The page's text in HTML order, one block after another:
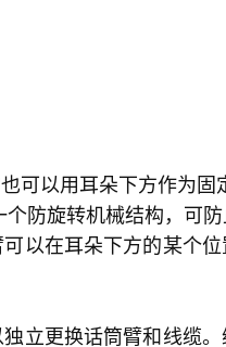
可以用耳朵下方作为固
防旋转机械结构，可
以在耳朵下方的某个
立更换话筒臂和线缆